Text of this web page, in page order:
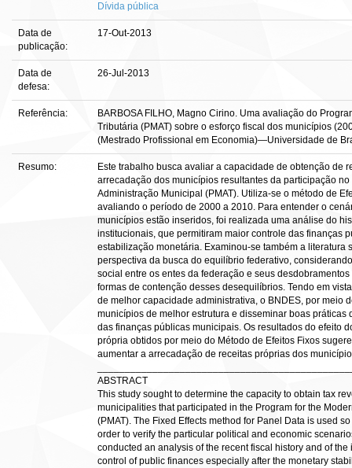
Dívida pública
Data de
publicação:
17-Out-2013
Data de
defesa:
26-Jul-2013
Referência:
BARBOSA FILHO, Magno Cirino. Uma avaliação do
Tributária (PMAT) sobre o esforço fiscal dos municípios
(Mestrado Profissional em Economia)—Universidade de
Resumo:
Este trabalho busca avaliar a capacidade de obtenção de
arrecadação dos municípios resultantes da participação
Administração Municipal (PMAT). Utiliza-se o método de
avaliando o período de 2000 a 2010. Para entender o
municípios estão inseridos, foi realizada uma análise do
institucionais, que permitiram maior controle das finanças
estabilização monetária. Examinou-se também a literatura
perspectiva da busca do equilíbrio federativo,
social entre os entes da federação e seus
formas de contenção desses desequilíbrios. Tendo em
de melhor capacidade administrativa, o BNDES, por meio
municípios de melhor estrutura e disseminar boas práticas
das finanças públicas municipais. Os resultados do efeito
própria obtidos por meio do Método de Efeitos Fixos
aumentar a arrecadação de receitas próprias dos
ABSTRACT
This study sought to determine the capacity to obtain tax
municipalities that participated in the Program for the
(PMAT). The Fixed Effects method for Panel Data is used
order to verify the particular political and economic
conducted an analysis of the recent fiscal history and of
control of public finances especially after the monetary